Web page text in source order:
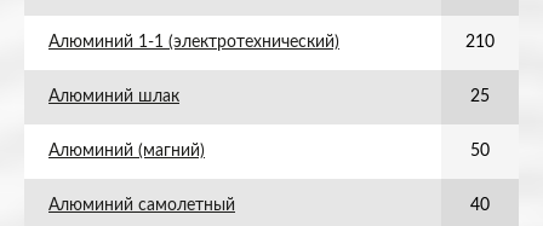
Алюминий 1-1 (электротехнический) 210
Алюминий шлак 25
Алюминий (магний) 50
Алюминий самолетный 40